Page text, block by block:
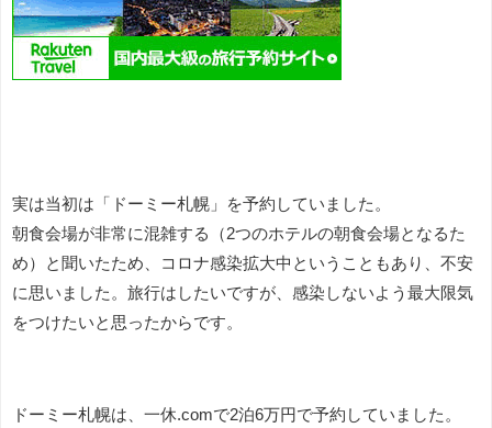
実は当初は「ドーミー札幌」を予約していました。
朝食会場が非常に混雑する（2つのホテルの朝食会場となるた
め）と聞いたため、コロナ感染拡大中ということもあり、不安
に思いました。旅行はしたいですが、感染しないよう最大限気
をつけたいと思ったからです。
ドーミー札幌は、一休.comで2泊6万円で予約していました。